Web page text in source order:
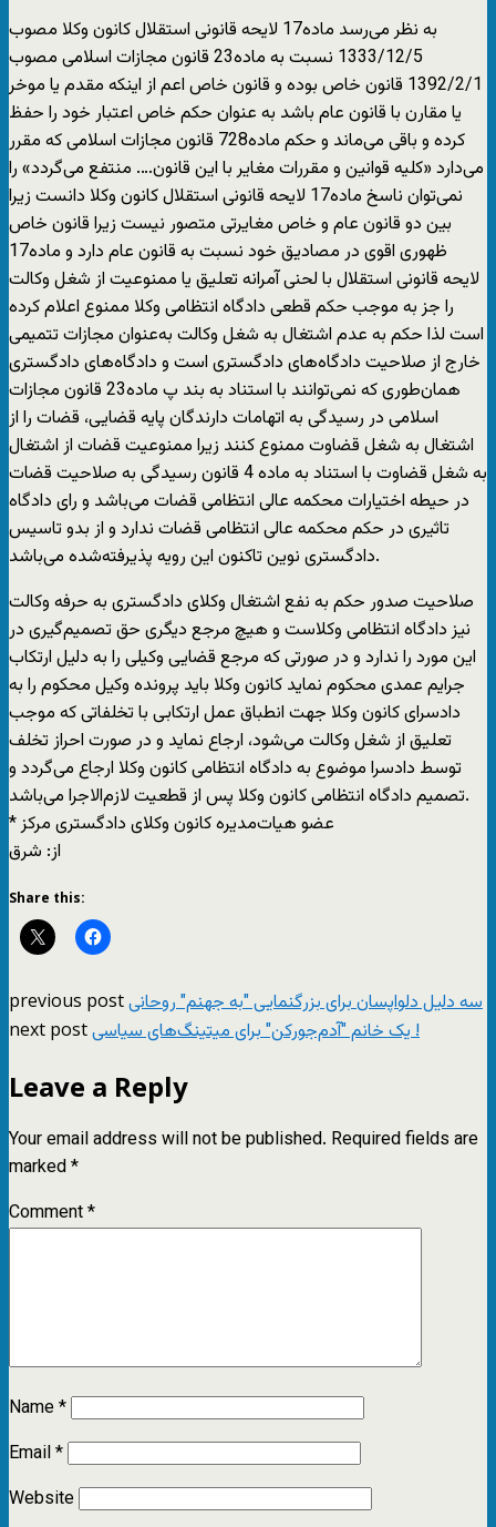
به نظر می‌رسد ماده17 لایحه قانونی استقلال کانون وکلا مصوب
1333/12/5 نسبت به ماده23 قانون مجازات اسلامی مصوب
1392/2/1 قانون خاص بوده و قانون خاص اعم از اینکه مقدم یا موخر
یا مقارن با قانون عام باشد به عنوان حکم خاص اعتبار خود را حفظ
کرده و باقی می‌ماند و حکم ماده728 قانون مجازات اسلامی که مقرر
می‌‌دارد «کلیه قوانین و مقررات مغایر با این قانون…. منتفع می‌گردد» را
نمی‌توان ناسخ ماده17 لایحه قانونی استقلال کانون وکلا دانست زیرا
بین دو قانون عام و خاص مغایرتی متصور نیست زیرا قانون خاص
ظهوری اقوی در مصادیق خود نسبت به قانون عام دارد و ماده17
لایحه قانونی استقلال با لحنی آمرانه تعلیق یا ممنوعیت از شغل وکالت
را جز به موجب حکم قطعی دادگاه انتظامی وکلا ممنوع اعلام کرده
است لذا حکم به عدم اشتغال به شغل وکالت به‌عنوان مجازات تتمیمی
خارج از صلاحیت دادگاه‌های دادگستری است و دادگاه‌‌های دادگستری
همان‌طوری‌ که نمی‌توانند با استناد به بند پ ماده23 قانون مجازات
اسلامی در رسیدگی به اتهامات دارندگان پایه قضایی، قضات را از
اشتغال به شغل قضاوت ممنوع کنند زیرا ممنوعیت قضات از اشتغال
به شغل قضاوت با استناد به ماده 4 قانون رسیدگی به صلاحیت قضات
در حیطه اختیارات محکمه عالی انتظامی قضات می‌باشد و رای دادگاه
تاثیری در حکم محکمه عالی انتظامی قضات ندارد و از بدو تاسیس
دادگستری نوین تاکنون این رویه پذیرفته‌شده می‌باشد.
صلاحیت صدور حکم به نفع اشتغال وکلای دادگستری به حرفه وکالت
نیز دادگاه انتظامی وکلاست و هیچ مرجع دیگری حق تصمیم‌گیری در
این مورد را ندارد و در صورتی که مرجع قضایی وکیلی را به دلیل ارتکاب
جرایم عمدی محکوم نماید کانون وکلا باید پرونده وکیل محکوم را به
دادسرای کانون وکلا جهت انطباق عمل ارتکابی با تخلفاتی که موجب
تعلیق از شغل وکالت می‌‌شود، ارجاع نماید و در صورت احراز تخلف
توسط دادسرا موضوع به دادگاه انتظامی کانون وکلا ارجاع می‌گردد و
تصمیم دادگاه انتظامی کانون وکلا پس از قطعیت لازم‌الاجرا می‌باشد.
* عضو هیات‌مدیره کانون وکلای دادگستری مرکز
از: شرق
Share this:
previous postسه دلیل دلواپسان برای بزرگنمایی "به جهنم" روحانی
next post یک خانم "آدم‌جورکن" برای میتینگ‌های سیاسی !
Leave a Reply
Your email address will not be published. Required fields are
marked*
Comment*
Name*
Email*
Website